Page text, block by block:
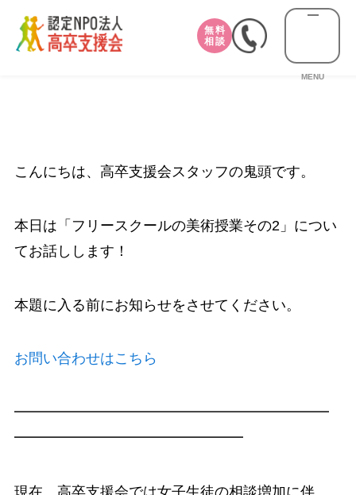
無料
相談
MENU
こんにちは、高卒支援会スタッフの鬼頭です。
本日は「フリースクールの美術授業その2」につい
てお話しします！
本題に入る前にお知らせをさせてください。
お問い合わせはこちら
━━━━━━━━━━━━━━━━━━━━━━
━━━━━━━━━━━━━━━━